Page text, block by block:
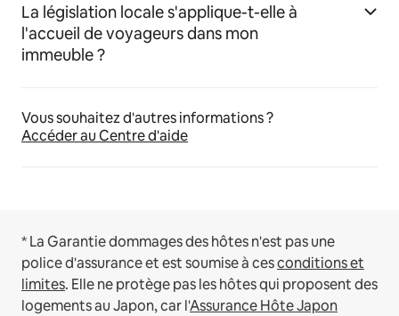
La législation locale s'applique-t-elle à
l'accueil de voyageurs dans mon
immeuble ?
Vous souhaitez d'autres informations ?
Accéder au Centre d'aide
* La Garantie dommages des hôtes n'est pas une
police d'assurance et est soumise à cesconditions et
limites. Elle ne protège pas les hôtes qui proposent des
logements au Japon, car l'Assurance Hôte Japon